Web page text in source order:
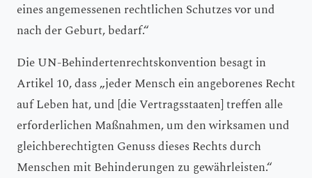
eines angemessenen rechtlichen Schutzes vor und
nach der Geburt, bedarf.“
Die UN-Behindertenrechtskonvention besagt in
Artikel 10, dass „jeder Mensch ein angeborenes Recht
auf Leben hat, und [die Vertragsstaaten] treffen alle
erforderlichen Maßnahmen, um den wirksamen und
gleichberechtigten Genuss dieses Rechts durch
Menschen mit Behinderungen zu gewährleisten.“